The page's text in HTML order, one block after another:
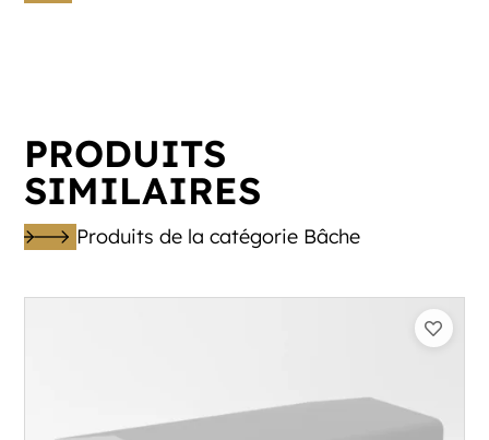
PRODUITS
SIMILAIRES
Produits de la catégorie Bâche